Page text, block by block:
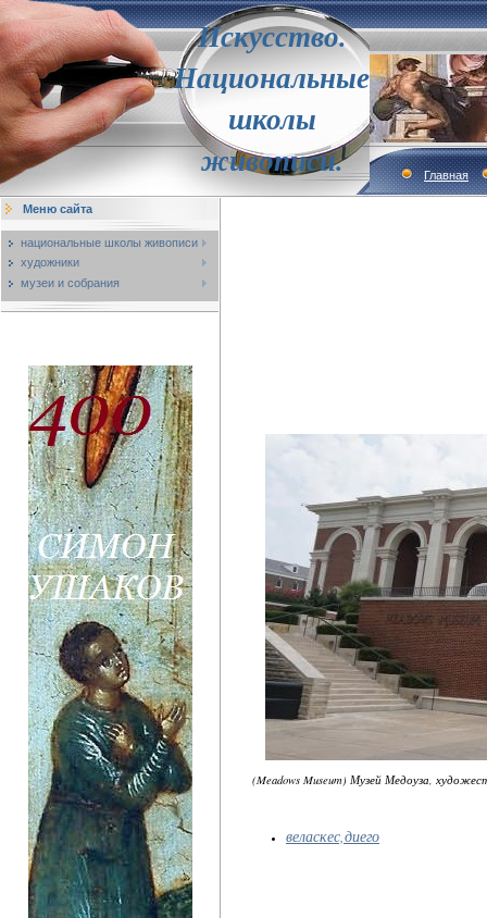
Искусство.
Национальные
школы
живописи.
Главная
Меню сайта
национальные школы живописи
художники
музеи и собрания
(Meadows Museum) Музей Медоуза,
веласкес,диего